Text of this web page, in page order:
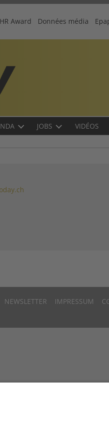
Award Données média
JOBS VIDÉOS
NEWSLETTER IMPRESSUM